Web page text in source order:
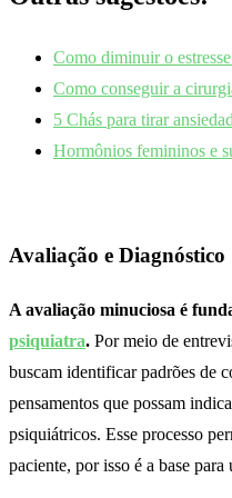
Como diminuir o
Como conseguir a
5 Chás para tirar
Hormônios femininos e
Avaliação e Diagnóstico
A avaliação minuciosa é
psiquiatra. Por meio de
buscam identificar padrões de
pensamentos que possam
psiquiátricos. Esse processo
paciente, por isso é a base